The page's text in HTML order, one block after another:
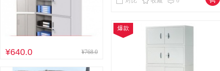
¥640.0 ¥768.0
爆款